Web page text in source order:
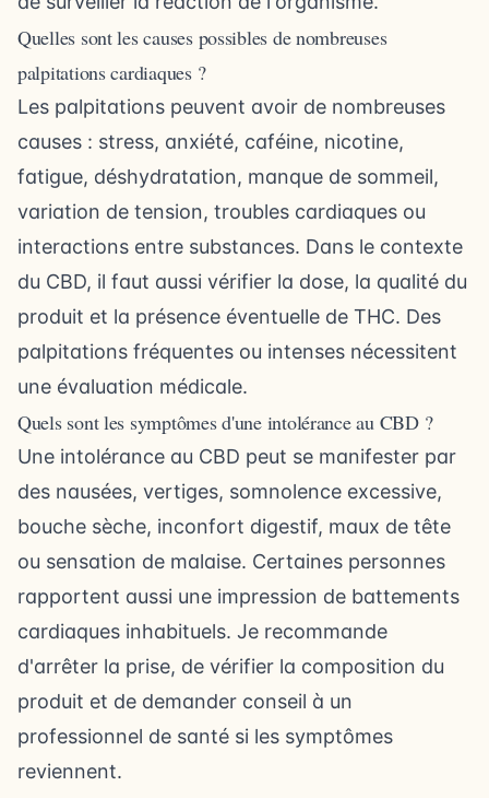
Quelles sont les causes possibles de nombreuses
palpitations cardiaques ?
Les palpitations peuvent avoir de nombreuses
causes : stress, anxiété, caféine, nicotine,
fatigue, déshydratation, manque de sommeil,
variation de tension, troubles cardiaques ou
interactions entre substances. Dans le contexte
du CBD, il faut aussi vérifier la dose, la qualité du
produit et la présence éventuelle de THC. Des
palpitations fréquentes ou intenses nécessitent
une évaluation médicale.
Quels sont les symptômes d'une intolérance au CBD ?
Une intolérance au CBD peut se manifester par
des nausées, vertiges, somnolence excessive,
bouche sèche, inconfort digestif, maux de tête
ou sensation de malaise. Certaines personnes
rapportent aussi une impression de battements
cardiaques inhabituels. Je recommande
d'arrêter la prise, de vérifier la composition du
produit et de demander conseil à un
professionnel de santé si les symptômes
reviennent.